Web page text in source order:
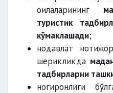
оилаларининг
туристик
кўмаклашади;
нодавлат
шерикликда
тадбирларни
ногиронлиги